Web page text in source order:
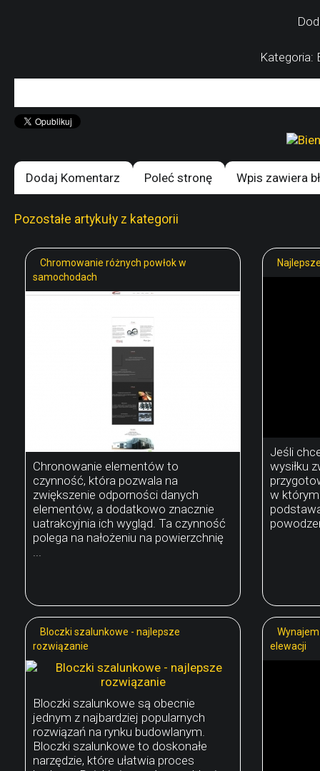
Kategoria:
Dodaj Komentarz Poleć stronę Wpis zawiera
Pozostałe artykuły z kategorii
Chromowanie różnych powłok w
samochodach
Chronowanie elementów to
czynność, która pozwala na
zwiększenie odporności danych
elementów, a dodatkowo znacznie
uatrakcyjnia ich wygląd. Ta czynność
polega na nałożeniu na powierzchnię
Jeśli
wysiłku
w
Bloczki szalunkowe - najlepsze
rozwiązanie
Bloczki szalunkowe są obecnie
jednym z najbardziej popularnych
rozwiązań na rynku budowlanym.
Bloczki szalunkowe to doskonałe
narzędzie, które ułatwia proces
elewacji